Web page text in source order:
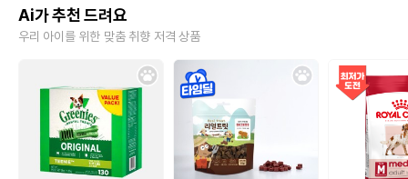
Ai가 추천 드려요
우리 아이를 위한 맞춤 취향 저격 상품